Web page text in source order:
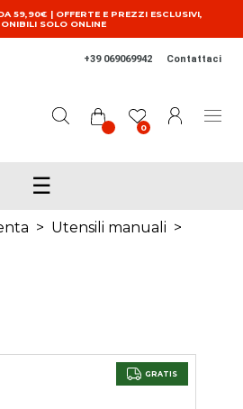
59,90€ | OFFERTE E PREZZI ESCLUSIVI,
SOLO ONLINE
+39 069069942 Contattaci
0
☰
> Utensili manuali >
GRATIS